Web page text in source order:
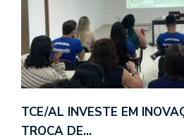
TCE/AL INVESTE EM
TROCA DE…